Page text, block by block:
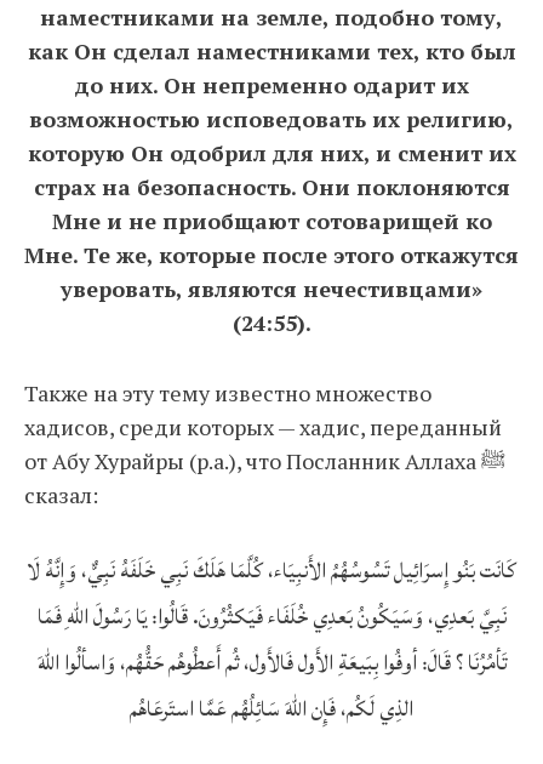
наместниками на земле, подобно тому,
как Он сделал наместниками тех, кто был
до них. Он непременно одарит их
возможностью исповедовать их религию,
которую Он одобрил для них, и сменит их
страх на безопасность. Они поклоняются
Мне и не приобщают сотоварищей ко
Мне. Те же, которые после этого откажутся
уверовать, являются нечестивцами»
(24:55).
Также на эту тему известно множество
хадисов, среди которых — хадис, переданный
от Абу Хурайры (р.а.), что Посланник Аллаха ﷺ
сказал:
كَانَت بَنُو إِسرَائِيل تَسُوسُهُمُ الأَنبِيَاء، كُلَّمَا هَلَكَ نَبِي خَلَفَهُ نَبِيٌّ، وَإِنَّهُ لَا
نَبِيَّ بَعدِي، وَسَيَكُونُ بَعدِي خُلَفَاء فَيَكثُرُونَ. قَالُوا: يَا رَسُولَ اللهِ فَمَا
تَأمُرُنَا ؟ قَالَ: أوفُوا بِبَيعَةِ الأَول فَالأَول، ثُم أَعطُوهُم حَقُّهُم، وَاسألُوا اللهَ
الذِي لَكُم، فَإِن اللهَ سَائِلُهُم عَمَّا استَرعَاهُم